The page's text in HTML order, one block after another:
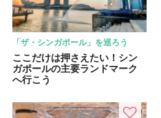
「ザ・シンガポール」を巡ろう
ここだけは押さえたい！シン
ガポールの主要ランドマーク
へ行こう